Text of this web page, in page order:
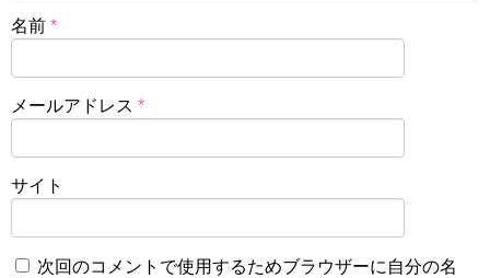
名前 *
メールアドレス *
サイト
次回のコメントで使用するためブラウザーに自分の名